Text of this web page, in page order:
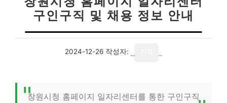
구인구직 및 채용 정보 안내
2024-12-26 작성자:
창원시청 홈페이지 일자리센터를 통한 구인구직